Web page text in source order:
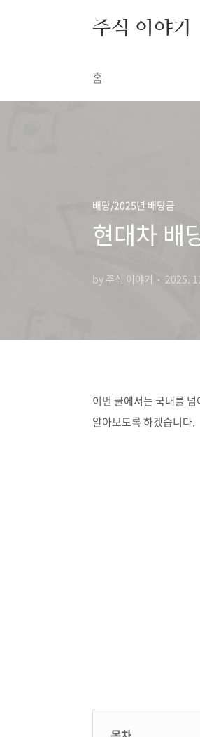
주식 이야기
홈
배당/2025년 배당금
현대차 배
by 주식 이야기 2025.
이번 글에서는 국내를
알아보도록 하겠습니다.